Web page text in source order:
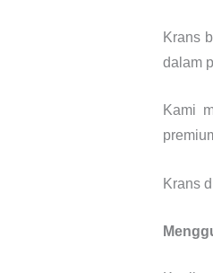
Krans
dalam
Kami
Krans